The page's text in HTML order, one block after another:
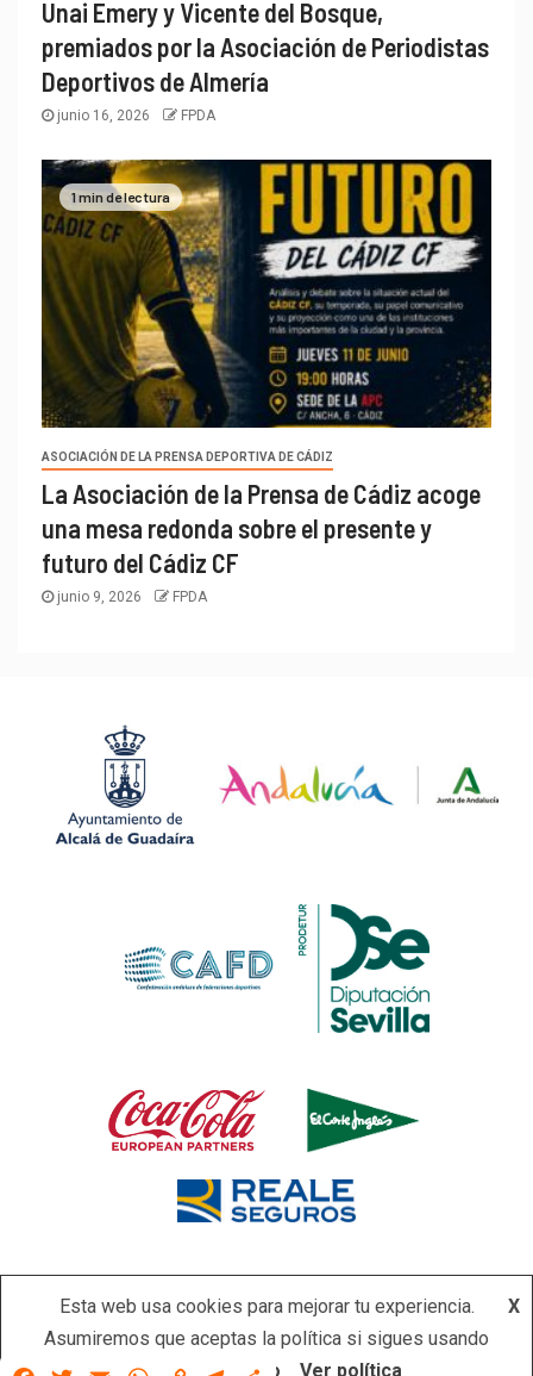
Unai Emery y Vicente del Bosque,
premiados por la Asociación de Periodistas
Deportivos de Almería
junio 16, 2026 FPDA
1 min de lectura
ASOCIACIÓN DE LA PRENSA DEPORTIVA DE CÁDIZ
La Asociación de la Prensa de Cádiz acoge
una mesa redonda sobre el presente y
futuro del Cádiz CF
junio 9, 2026 FPDA
Copyright © Todos los derechos reservados.|Newsever
Esta web usa cookies para mejorar tu experiencia.
Asumiremos que aceptas la política si sigues usando
este sitio.
X
Acepto Ver política